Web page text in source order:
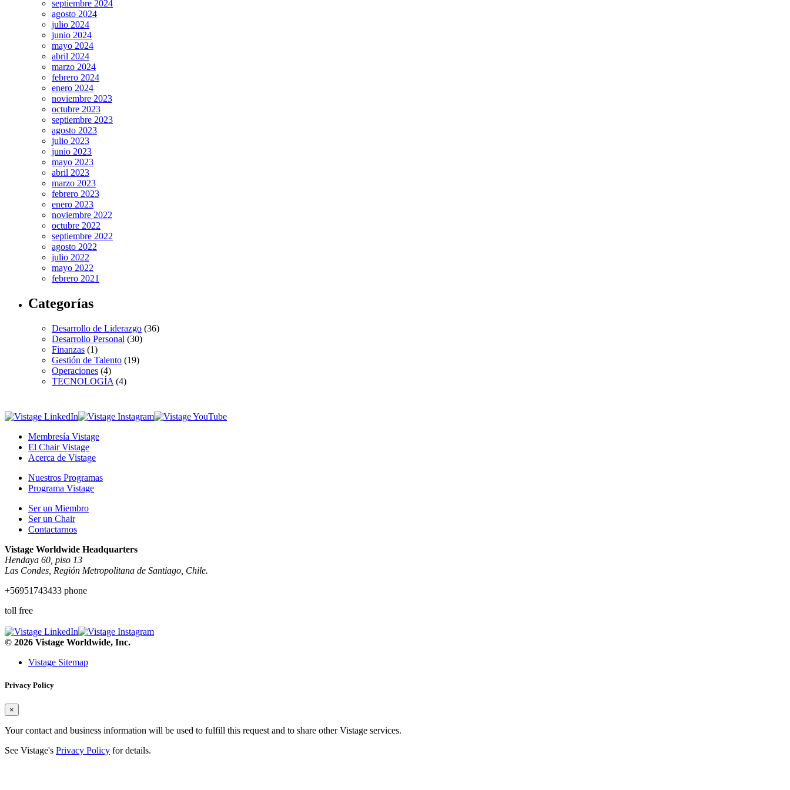
septiembre 2024
agosto 2024
julio 2024
junio 2024
mayo 2024
abril 2024
marzo 2024
febrero 2024
enero 2024
noviembre 2023
octubre 2023
septiembre 2023
agosto 2023
julio 2023
junio 2023
mayo 2023
abril 2023
marzo 2023
febrero 2023
enero 2023
noviembre 2022
octubre 2022
septiembre 2022
agosto 2022
julio 2022
mayo 2022
febrero 2021
Categorías
Desarrollo de Liderazgo (36)
Desarrollo Personal (30)
Finanzas (1)
Gestión de Talento (19)
Operaciones (4)
TECNOLOGÍA (4)
Membresía Vistage
El Chair Vistage
Acerca de Vistage
Nuestros Programas
Programa Vistage
Ser un Miembro
Ser un Chair
Contactarnos
Vistage Worldwide Headquarters
Hendaya 60, piso 13
Las Condes, Región Metropolitana de Santiago, Chile.
+56951743433 phone
toll free
© 2026 Vistage Worldwide, Inc.
Vistage Sitemap
Privacy Policy
×
Your contact and business information will be used to fulfill this request and to share other Vistage services.
See Vistage's Privacy Policy for details.